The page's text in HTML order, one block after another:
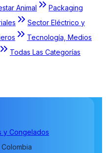
Animal
Packaging
Sector Eléctrico y
Tecnología, Medios
Todas Las Categorías
y Congelados